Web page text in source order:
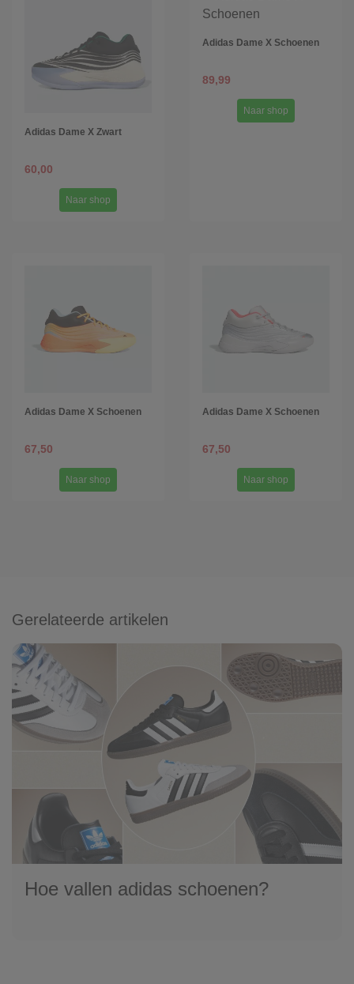
Adidas Dame X Zwart
60,00
Naar shop
Adidas Dame X Schoenen
89,99
Naar shop
Adidas Dame X Schoenen
67,50
Naar shop
Adidas Dame X Schoenen
67,50
Naar shop
Gerelateerde artikelen
Hoe vallen adidas schoenen?